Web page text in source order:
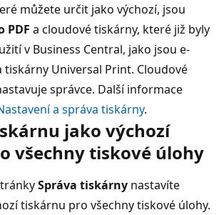
můžete určit jako výchozí, jsou
PDF a cloudové tiskárny, které již byly
v Business Central, jako jsou e-
tiskárny Universal Print. Cloudové
správce. Další informace
a správa tiskárny.
jako výchozí
všechny tiskové úlohy
Správa tiskárny nastavíte
tiskárnu pro všechny tiskové úlohy.